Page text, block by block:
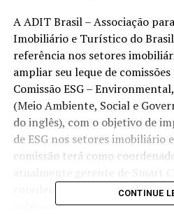
A ADIT Brasil – Associação
Imobiliário e Turístico do
referência nos setores
ampliar seu leque de
Comissão ESG –
(Meio Ambiente, Social e
do inglês), com o objetivo de
de ESG nos setores imobiliário
comissão terá como
coordenador estará Paulo
Sobloco.
CONTINUE